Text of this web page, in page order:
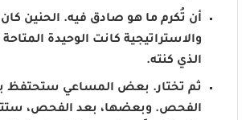
أن تُكرم ما هو صادق فيه. الحنين
والاستراتيجية كانت الوحيدة
الذي كنته.
ثم تختار. بعض المساعي ستحتفظ
الفحص. وبعضها، بعد الفحص،